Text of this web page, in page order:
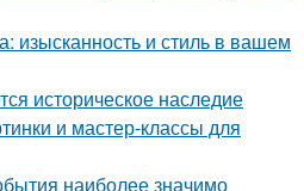
изысканность и стиль в вашем
историческое наследие
и мастер-классы для
наиболее значимо